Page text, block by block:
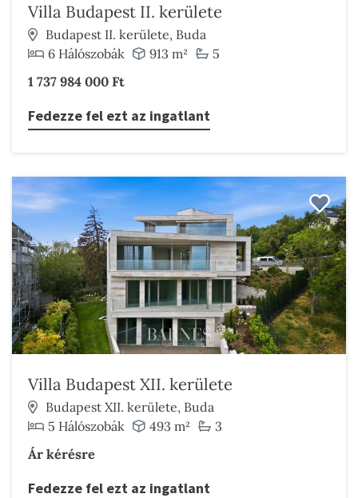
Villa Budapest II. kerülete
Budapest II. kerülete, Buda
6 Hálószobák
913 m²
5
1 737 984 000 Ft
Fedezze fel ezt az ingatlant
Villa Budapest XII. kerülete
Budapest XII. kerülete, Buda
5 Hálószobák
493 m²
3
Ár kérésre
Fedezze fel ezt az ingatlant